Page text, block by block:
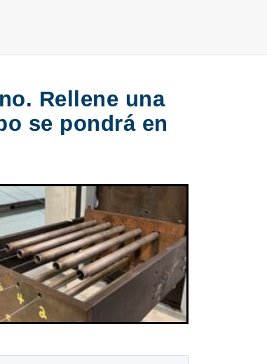
Rellene una
se pondrá en